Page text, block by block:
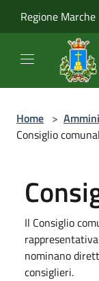
Regione Marche
Home >
Consiglio
Il Consiglio
nominano
consiglieri.